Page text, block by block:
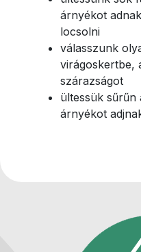
árnyékot
locsolni
válasszunk
virágoskertbe,
szárazságot
ültessük
árnyékot